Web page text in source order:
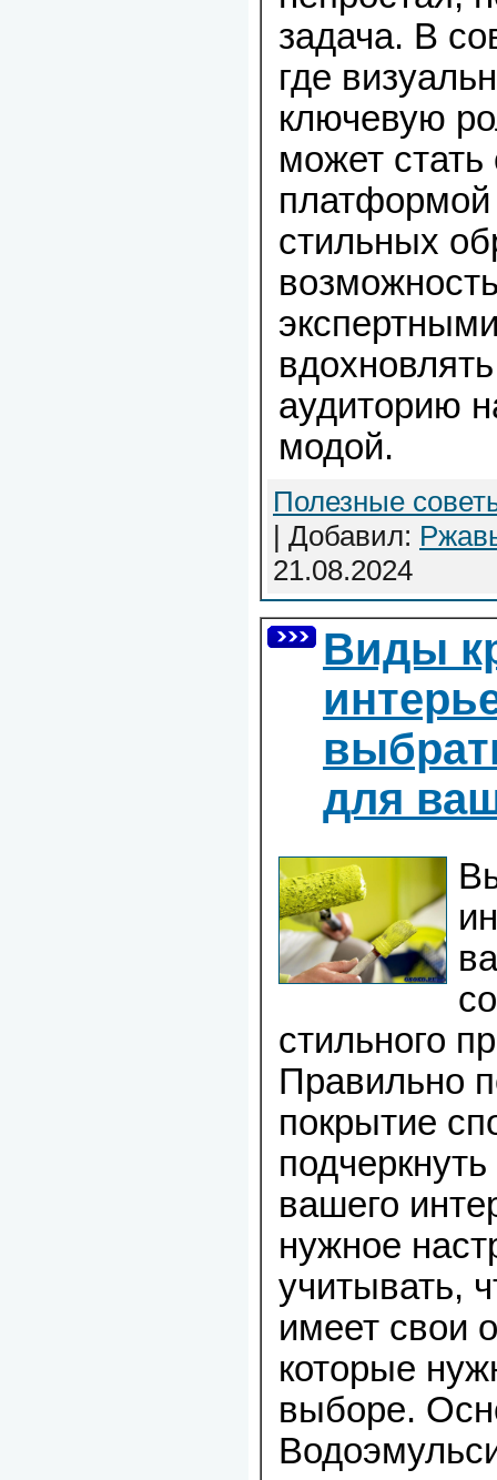
задача. В
где
ключевую
может стать
стильных
аудиторию
модой.
Полезные
| Добавил:
21.08.2024
Виды
для
стильного
Правильно
покрытие
вашего
нужное
учитывать,
имеет свои
которые
выборе.